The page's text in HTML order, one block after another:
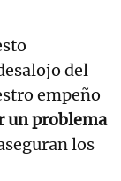
del
empeño
un problema
los